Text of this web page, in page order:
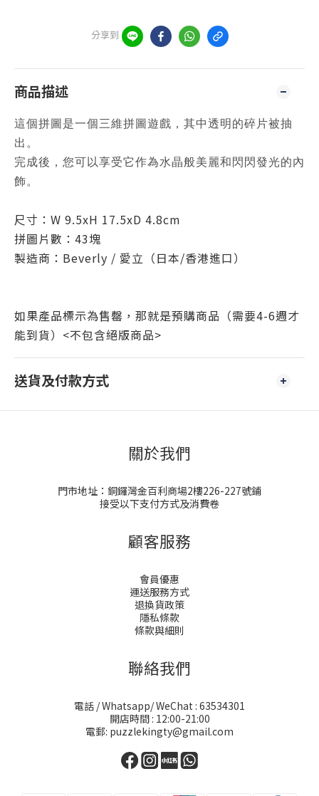
分享到
商品描述
這個拼圖是一個三維拼圖遊戲，其中透明的碎片被抽
出。
完成後，您可以享受它作為水晶般美麗和閃閃發光的內
飾。
尺寸：W 9.5xH 17.5xD 4.8cm
拼圖片數：43塊
製造商： Beverly / 愛立 （日本/香港進口）
如果產品標示為售罄，那就是預購商品（需要4-6週才
能到貨）<不包含絕版商品>
送貨及付款方式
關於我們
門市地址：銅鑼灣金百利商場2樓226-227號鋪
接受以下支付方式及消費卷
顧客服務
會員優惠
運送服務方式
退換貨政策
隱私條款
條款與細則
聯絡我們
電話 / Whatsapp/ WeChat : 63534301
開店時間 : 12:00-21:00
電郵: puzzlekingty@gmail.com